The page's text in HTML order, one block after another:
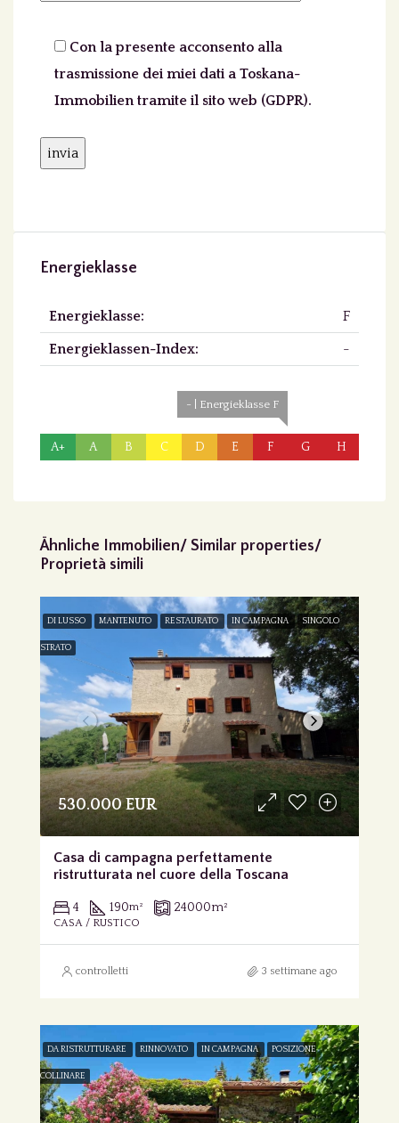
Bitte lassen Sie dieses Feld leer.
Con la presente acconsento alla
trasmissione dei miei dati a Toskana-
Immobilien tramite il sito web (GDPR).
Energieklasse
Energieklasse: F
Energieklassen-Index: -
A+ A B C D E
- | Energieklasse F
F G H
Ähnliche Immobilien/ Similar properties/
Proprietà simili
DI LUSSO MANTENUTO RESTAURATO IN CAMPAGNA SINGOLO
STRATO
530.000 EUR
Casa di campagna perfettamente
ristrutturata nel cuore della Toscana
4 190m² 24000m²
CASA / RUSTICO
controlletti 3 settimane ago
DA RISTRUTTURARE RINNOVATO IN CAMPAGNA POSIZIONE
COLLINARE